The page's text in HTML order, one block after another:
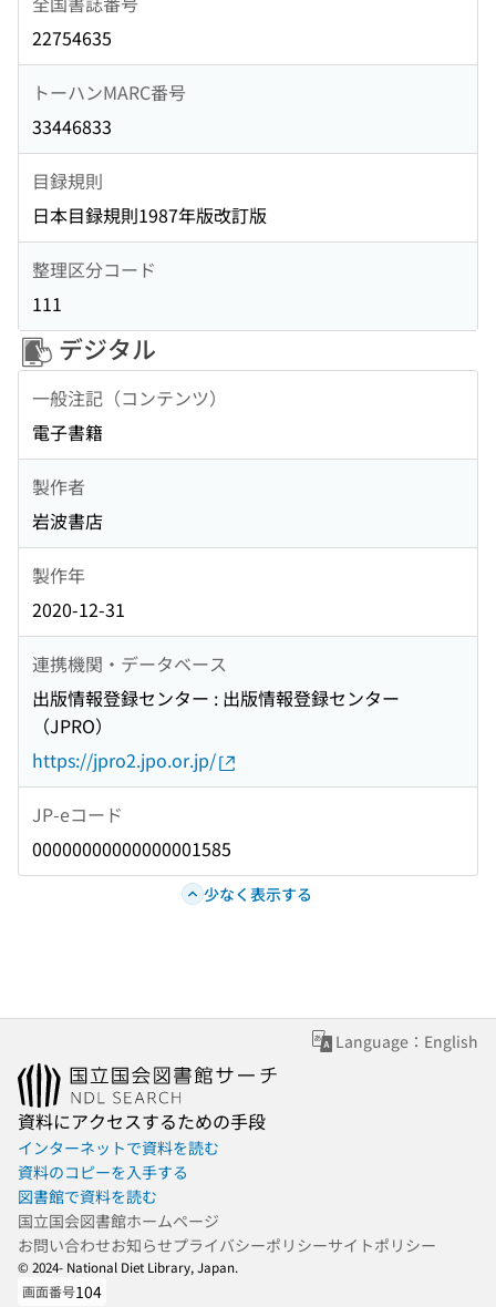
22754635
トーハンMARC番号
33446833
目録規則
日本目録規則1987年版改訂版
整理区分コード
111
デジタル
一般注記（コンテンツ）
電子書籍
製作者
岩波書店
製作年
2020-12-31
連携機関・データベース
出版情報登録センター : 出版情報登録センター
（JPRO）
https://jpro2.jpo.or.jp/
JP-eコード
00000000000000001585
少なく表示する
Language：English
資料にアクセスするための手段
インターネットで資料を読む
資料のコピーを入手する
図書館で資料を読む
国立国会図書館ホームページ
お問い合わせお知らせプライバシーポリシーサイトポリシー
© 2024- National Diet Library, Japan.
画面番号104